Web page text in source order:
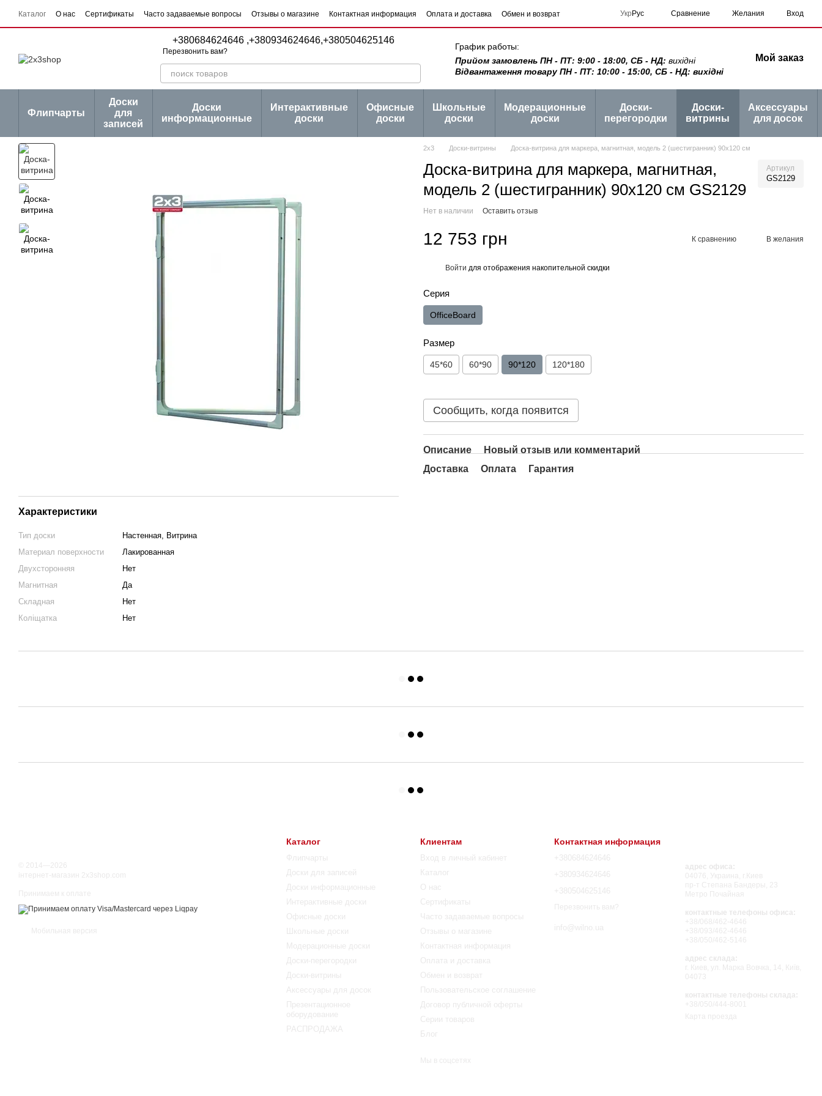
Перейти к основному контенту
Каталог О нас Сертификаты Часто задаваемые вопросы Отзывы о магазине Контактная информация Оплата и доставка
Обмен и возврат
Пользовательское соглашение
Договор публичной оферты Серии товаров Блог
Укр Рус Сравнение Желания Вход
+380684624646 ,+380934624646,+380504625146
Перезвонить вам?
График работы:
Прийом замовлень ПН - ПТ: 9:00 - 18:00, СБ - НД: вихідні
Відвантаження товару ПН - ПТ: 10:00 - 15:00, СБ - НД: вихідні
Мой заказ
Флипчарты
Доски
для
записей
Доски
информационные
Интерактивные
доски
Офисные
доски
Школьные
доски
Модерационные
доски
Доски-
перегородки
Доски-
витрины
Аксессуары
для досок
Характеристики
Тип доски
Настенная, Витрина
Материал поверхности
Лакированная
Двухсторонняя
Нет
Магнитная
Да
Складная
Нет
Коліщатка
Нет
2х3 Доски-витрины Доска-витрина для маркера, магнитная, модель 2 (шестигранник) 90х120 см
Доска-витрина для маркера, магнитная,
модель 2 (шестигранник) 90х120 см GS2129
Артикул
GS2129
Нет в наличии Оставить отзыв
12 753 грн К сравнению В желания
Войти для отображения накопительной скидки
Серия
OfficeBoard
Размер
45*60 60*90 90*120 120*180
Сообщить, когда появится
Описание
Новый отзыв или комментарий
Доставка
Оплата Гарантия
© 2014—2026
інтернет-магазин 2x3shop.com
Принимаем к оплате
Мобильная версия
Каталог
Флипчарты
Доски для записей
Доски информационные
Интерактивные доски
Офисные доски
Школьные доски
Модерационные доски
Доски-перегородки
Доски-витрины
Аксессуары для досок
Презентационное
оборудование
РАСПРОДАЖА
Клиентам
Вход в личный кабинет
Каталог
О нас
Сертификаты
Часто задаваемые вопросы
Отзывы о магазине
Контактная информация
Оплата и доставка
Обмен и возврат
Пользовательское соглашение
Договор публичной оферты
Серии товаров
Блог
Мы в соцсетях
Контактная информация
+380684624646
+380934624646
+380504625146
Перезвонить вам?
info@wilno.ua
адрес офиса:
04076, Украина, г.Киев
пр-т Степана Бандеры, 23
Метро Почайная
контактные телефоны офиса:
+38/068/462-4646
+38/093/462-4646
+38/050/462-5146
адрес склада:
г. Киев, ул. Марка Вовчка, 14, Київ,
04073
контактные телефоны склада:
+38/050/444-8001
Карта проезда